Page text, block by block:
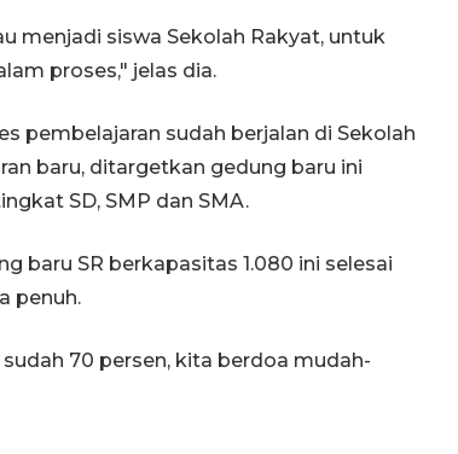
menjadi siswa Sekolah Rakyat, untuk
proses," jelas dia.
pembelajaran sudah berjalan di Sekolah
baru, ditargetkan gedung baru ini
SD, SMP dan SMA.
baru SR berkapasitas 1.080 ini selesai
penuh.
70 persen, kita berdoa mudah-
Penguatan pendidikan melalui